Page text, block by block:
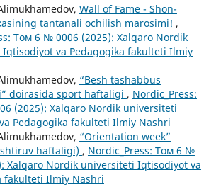
Wall of Fame - Shon-
tantanali ochilish marosimi! ,
Том 6 № 0006 (2025): Xalqaro Nordik
va Pedagogika fakulteti Ilmiy
“Besh tashabbus
doirasida sport haftaligi , Nordic_Press:
(2025): Xalqaro Nordik universiteti
Pedagogika fakulteti Ilmiy Nashri
“Orientation week”
haftaligi) , Nordic_Press: Том 6 №
Xalqaro Nordik universiteti Iqtisodiyot va
fakulteti Ilmiy Nashri